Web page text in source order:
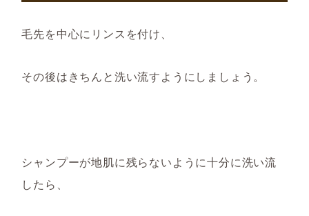
毛先を中心にリンスを付け、
その後はきちんと洗い流すようにしましょう。
シャンプーが地肌に残らないように十分に洗い流
したら、